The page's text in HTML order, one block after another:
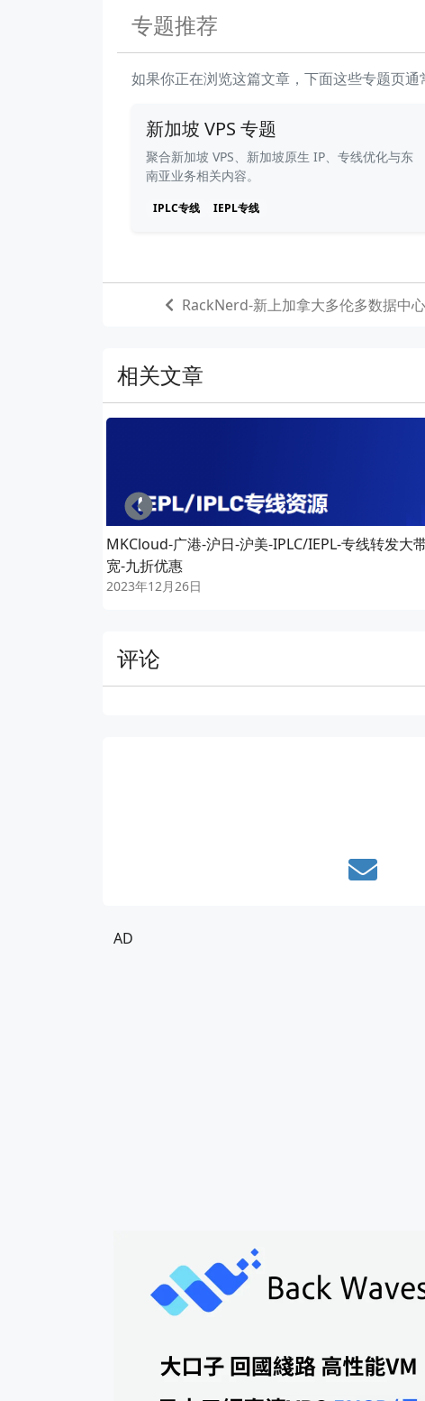
专题推荐
如果你正在浏览这篇文章，下面这些专题页通
新加坡 VPS 专题
聚合新加坡 VPS、新加坡原生 IP、专线优化与东
南亚业务相关内容。
IPLC专线 IEPL专线
RackNerd-新上加拿大多伦多数据中
相关文章
MKCloud-广港-沪日-沪美-IPLC/IEPL-专线转发大
宽-九折优惠
2023年12月26日
Left
评论
AD